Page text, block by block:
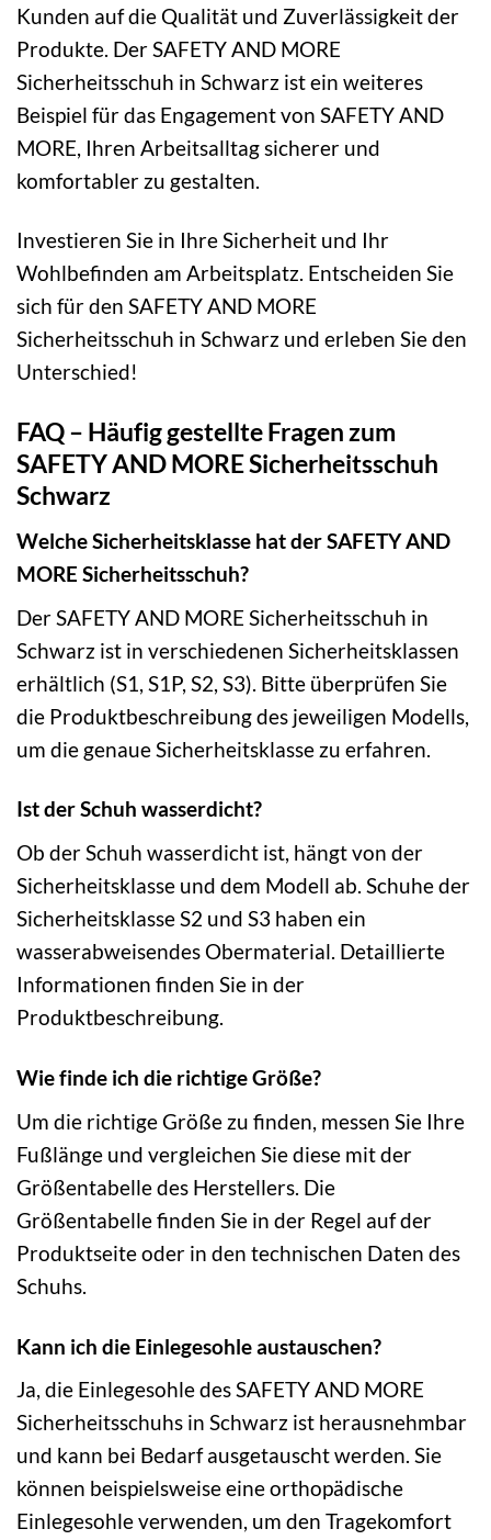
Kunden auf die Qualität und Zuverlässigkeit der
Produkte. Der SAFETY AND MORE
Sicherheitsschuh in Schwarz ist ein weiteres
Beispiel für das Engagement von SAFETY AND
MORE, Ihren Arbeitsalltag sicherer und
komfortabler zu gestalten.
Investieren Sie in Ihre Sicherheit und Ihr
Wohlbefinden am Arbeitsplatz. Entscheiden Sie
sich für den SAFETY AND MORE
Sicherheitsschuh in Schwarz und erleben Sie den
Unterschied!
FAQ – Häufig gestellte Fragen zum
SAFETY AND MORE Sicherheitsschuh
Schwarz
Welche Sicherheitsklasse hat der SAFETY AND
MORE Sicherheitsschuh?
Der SAFETY AND MORE Sicherheitsschuh in
Schwarz ist in verschiedenen Sicherheitsklassen
erhältlich (S1, S1P, S2, S3). Bitte überprüfen Sie
die Produktbeschreibung des jeweiligen Modells,
um die genaue Sicherheitsklasse zu erfahren.
Ist der Schuh wasserdicht?
Ob der Schuh wasserdicht ist, hängt von der
Sicherheitsklasse und dem Modell ab. Schuhe der
Sicherheitsklasse S2 und S3 haben ein
wasserabweisendes Obermaterial. Detaillierte
Informationen finden Sie in der
Produktbeschreibung.
Wie finde ich die richtige Größe?
Um die richtige Größe zu finden, messen Sie Ihre
Fußlänge und vergleichen Sie diese mit der
Größentabelle des Herstellers. Die
Größentabelle finden Sie in der Regel auf der
Produktseite oder in den technischen Daten des
Schuhs.
Kann ich die Einlegesohle austauschen?
Ja, die Einlegesohle des SAFETY AND MORE
Sicherheitsschuhs in Schwarz ist herausnehmbar
und kann bei Bedarf ausgetauscht werden. Sie
können beispielsweise eine orthopädische
Einlegesohle verwenden, um den Tragekomfort